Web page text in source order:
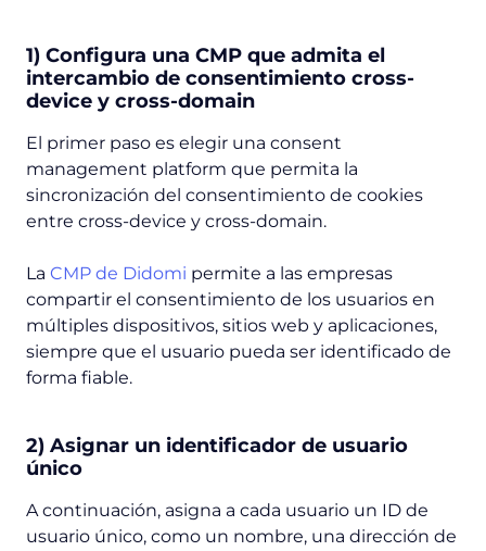
1) Configura una CMP que admita el
intercambio de consentimiento cross-
device y cross-domain
El primer paso es elegir una consent
management platform que permita la
sincronización del consentimiento de cookies
entre cross-device y cross-domain.
La CMP de Didomi permite a las empresas
compartir el consentimiento de los usuarios en
múltiples dispositivos, sitios web y aplicaciones,
siempre que el usuario pueda ser identificado de
forma fiable.
2) Asignar un identificador de usuario
único
A continuación, asigna a cada usuario un ID de
usuario único, como un nombre, una dirección de